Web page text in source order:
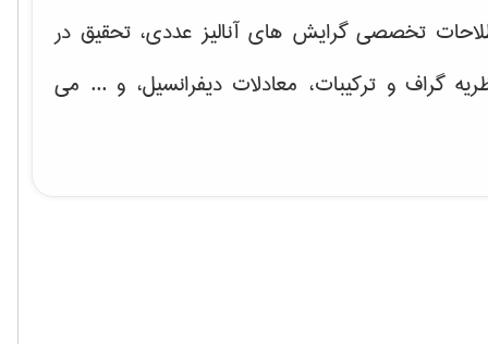
تخصصی گرایش هایآنالیز عددی، تحقیق در
گراف و تركیبات، معادلات دیفرانسیل، و ... می